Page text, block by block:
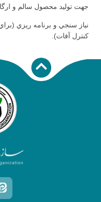
جهت توليد محصول سالم و
نياز سنجي و برنامه ريزي
كنترل آفات).